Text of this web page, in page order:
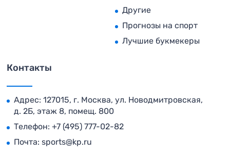
Другие
Прогнозы на спорт
Лучшие букмекеры
Контакты
Адрес: 127015, г. Москва, ул. Новодмитровская,
д. 2Б, этаж 8, помещ. 800
Телефон: +7 (495) 777-02-82
Почта: sports@kp.ru